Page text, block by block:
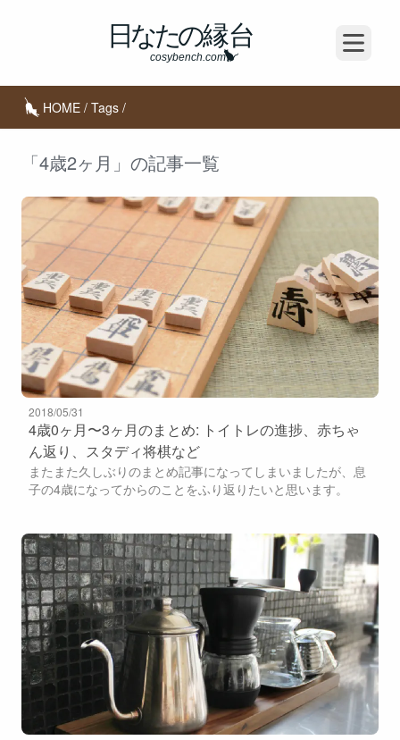
Open
HOME / Tags /
「4歳2ヶ月」の記事一覧
2018/05/31
4歳0ヶ月〜3ヶ月のまとめ: トイトレの進捗、赤ちゃ
ん返り、スタディ将棋など
またまた久しぶりのまとめ記事になってしまいましたが、息
子の4歳になってからのことをふり返りたいと思います。